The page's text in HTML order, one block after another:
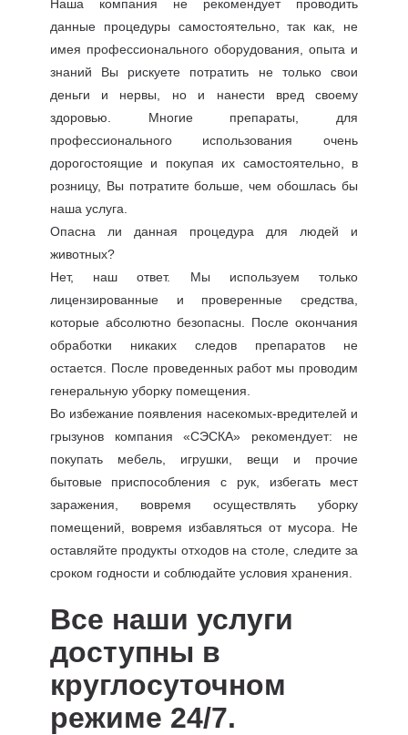
Наша компания не рекомендует проводить
данные процедуры самостоятельно, так как, не
имея профессионального оборудования, опыта и
знаний Вы рискуете потратить не только свои
деньги и нервы, но и нанести вред своему
здоровью. Многие препараты, для
профессионального использования очень
дорогостоящие и покупая их самостоятельно, в
розницу, Вы потратите больше, чем обошлась бы
наша услуга.
Опасна ли данная процедура для людей и
животных?
Нет, наш ответ. Мы используем только
лицензированные и проверенные средства,
которые абсолютно безопасны. После окончания
обработки никаких следов препаратов не
остается. После проведенных работ мы проводим
генеральную уборку помещения.
Во избежание появления насекомых-вредителей и
грызунов компания «СЭСКА» рекомендует: не
покупать мебель, игрушки, вещи и прочие
бытовые приспособления с рук, избегать мест
заражения, вовремя осуществлять уборку
помещений, вовремя избавляться от мусора. Не
оставляйте продукты отходов на столе, следите за
сроком годности и соблюдайте условия хранения.
Все наши услуги
доступны в
круглосуточном
режиме 24/7.